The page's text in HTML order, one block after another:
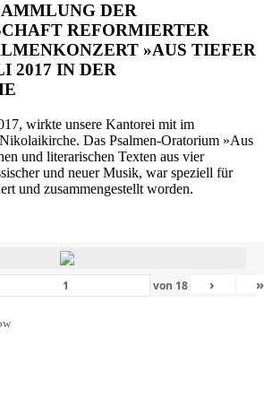
DER
REFORMIERTER
»AUS TIEFER
2017 IN DER
wirkte unsere Kantorei mit im
Das Psalmen-Oratorium »Aus
und literarischen Texten aus vier
und neuer Musik, war speziell für
und zusammengestellt worden.
von 18 › »